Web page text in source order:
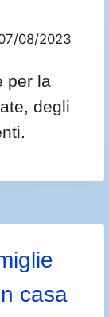
08/2023
per la
degli
casa